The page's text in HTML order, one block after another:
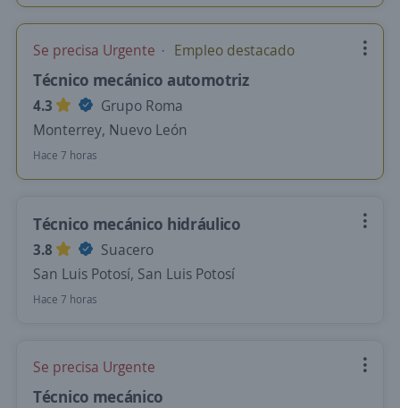
Se precisa Urgente Empleo destacado
Técnico mecánico automotriz
4.3
Grupo Roma
Monterrey, Nuevo León
Hace 7 horas
Técnico mecánico hidráulico
3.8
Suacero
San Luis Potosí, San Luis Potosí
Hace 7 horas
Se precisa Urgente
Técnico mecánico